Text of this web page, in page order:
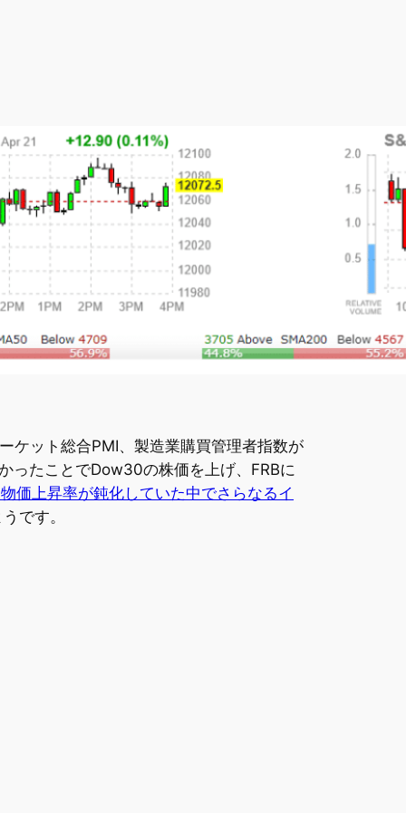
ケット総合PMI、製造業購買管理者指数が
ったことでDow30の株価を上げ、FRBに
価上昇率が鈍化していた中でさらなるイ
です。